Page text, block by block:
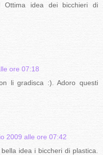
Ottima idea dei bicchieri di
ore 07:18
li gradisca :). Adoro questi
2009 alle ore 07:42
idea i biccheri di plastica.